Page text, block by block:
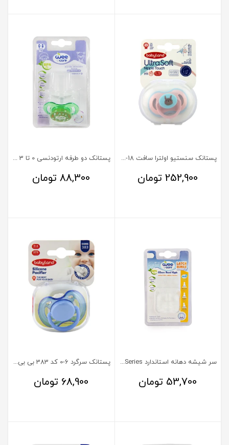
پستانک سنستیو اولترا سافت 18-6 ماه بی بی لند کد 213
252,900تومان
پستانک دو طرفه ارتودنسی 0 تا 3 ماه وی کر کد P142
88,300تومان
سر شیشه دهانه استاندارد Latch Series وی کر
53,700 تومان
پستانک سرگرد 6-0 کد 383 بی بی لند
68,900 تومان